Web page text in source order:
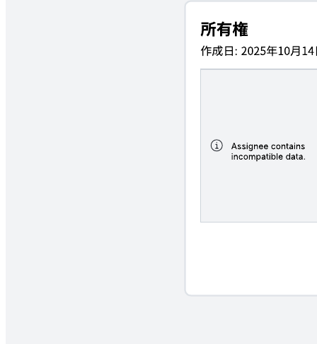
ロジェクトの進捗状況を視覚的に示すロードマップを作成し